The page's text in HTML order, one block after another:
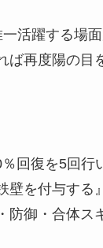
活躍する場面
ば再度陽の目
回復を5回行
壁を付与する』
防御・合体ス